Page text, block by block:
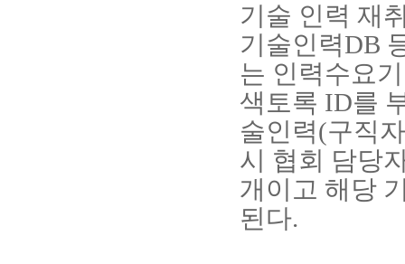
기술 인력 재
기술인력DB
는 인력수요
색토록 ID를
술인력(구직자
시 협회 담당
개이고 해당
된다.